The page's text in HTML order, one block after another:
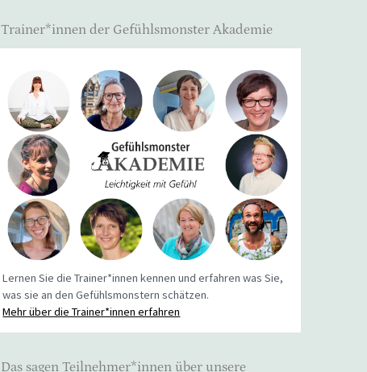
Trainer*innen der Gefühlsmonster Akademie
Lernen Sie die Trainer*innen kennen und erfahren was Sie,
was sie an den Gefühlsmonstern schätzen.
Mehr über die Trainer*innen erfahren
Das sagen Teilnehmer*innen über unsere